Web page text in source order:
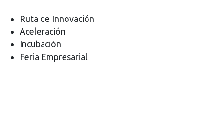
Ruta de Innovación
Aceleración
Incubación
Feria Empresarial